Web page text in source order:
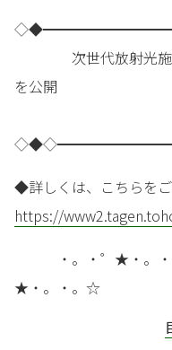
次世代放射光施設
を公開
◆詳しくは、こちらをご
https://
・。・゜★・。・。
★・。・。☆